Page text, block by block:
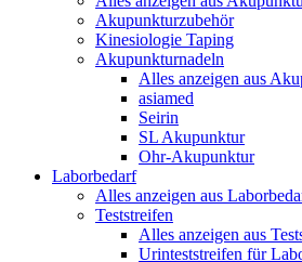
Akupunkturzubehör
Kinesiologie Taping
Akupunkturnadeln
Alles anzeigen aus
asiamed
Seirin
SL Akupunktur
Ohr-Akupunktur
Laborbedarf
Alles anzeigen aus
Teststreifen
Alles anzeigen aus
Urinteststreifen für